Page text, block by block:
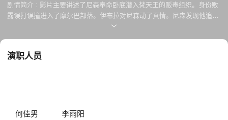
剧情简介 : 影片主要讲述了尼森奉命卧底潜入梵天王的贩毒组织。身份败
露误打误撞进入了摩尔巴部落。伊布拉对尼森动了真情。尼森发现他追寻
的毒品“摩诘曼陀罗”正是摩尔巴部落的圣物!桑雅称尼森破坏祭典是他与梵
演职人员
何佳男 李雨阳